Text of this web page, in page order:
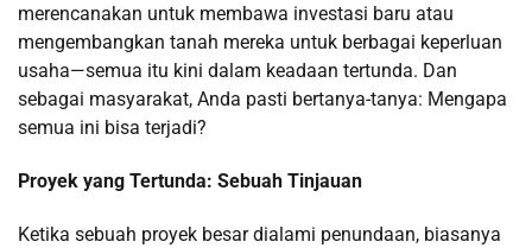
merencanakan untuk membawa investasi baru atau
mengembangkan tanah mereka untuk berbagai keperluan
usaha—semua itu kini dalam keadaan tertunda. Dan
sebagai masyarakat, Anda pasti bertanya-tanya: Mengapa
semua ini bisa terjadi?
Proyek yang Tertunda: Sebuah Tinjauan
Ketika sebuah proyek besar dialami penundaan, biasanya